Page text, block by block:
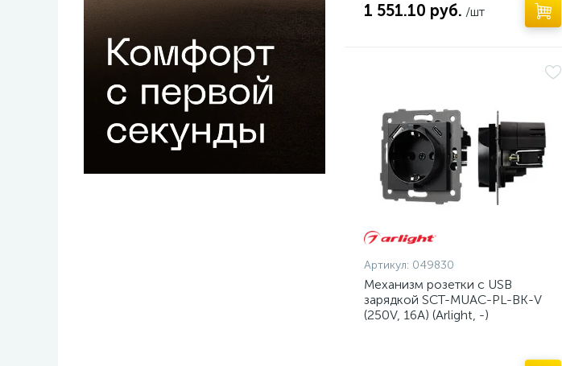
1 551.10 руб. /шт
Артикул: 049830
Механизм розетки с USB
зарядкой SCT-MUAC-PL-BK-V
(250V, 16A) (Arlight, -)